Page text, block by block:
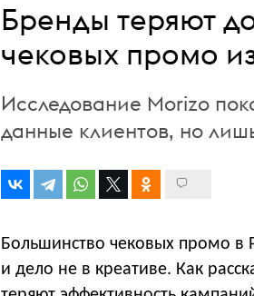
Бренды теряют
чековых промо
Исследование Morizo
данные клиентов, но
Большинство чековых промо в
и дело не в креативе. Как